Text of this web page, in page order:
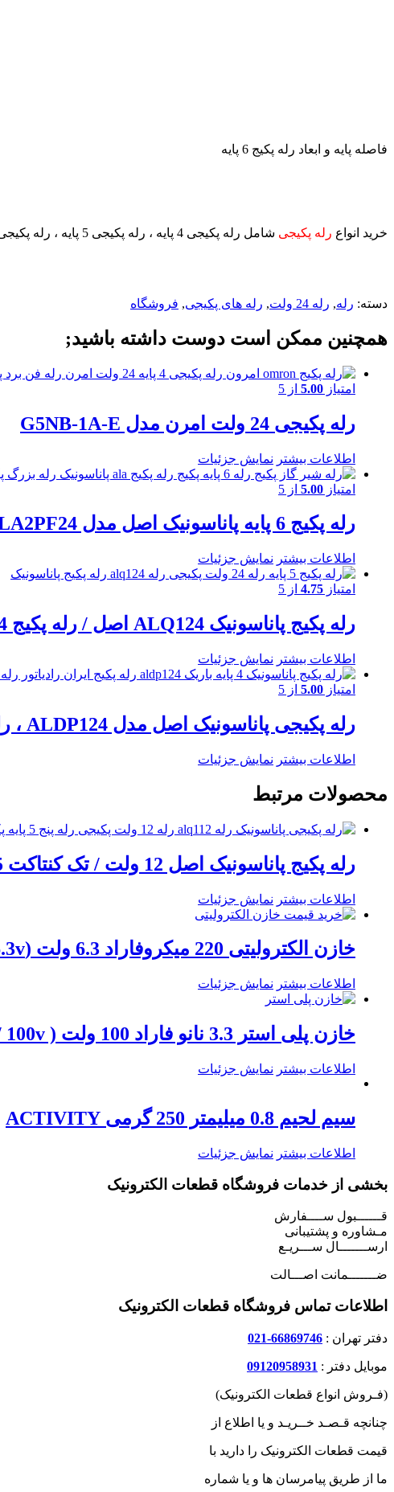
فاصله پایه و ابعاد رله پکیج 6 پایه
خرید انواع رله پکیجی
دسته: رله, رله 24 ولت , رله های پکیجی, فروشگاه
همچنین ممکن است دوست داشته باشید;
امتیاز 5.00 از 5
رله پکیجی 24 ولت امرن مدل G5NB-1A-E
اطلاعات بیشتر نمایش جزئیات
امتیاز 5.00 از 5
رله پکیج 6 پایه پاناسونیک اصل مدل ALA2PF24 / رله 24 ولت/ 2باز / 5 آمپری
اطلاعات بیشتر نمایش جزئیات
امتیاز 4.75 از 5
رله پکیج پاناسونیک ALQ124 اصل / رله پکیج 24 ولت / تک کنتاکت / 5 پایه / 10 آمپری
اطلاعات بیشتر نمایش جزئیات
امتیاز 5.00 از 5
رله پکیجی پاناسونیک اصل مدل ALDP124 ، رله پکیج 24 ولت ، یک باز ، 5 آمپری ، رله 4 پین ، پایه L شکل
اطلاعات بیشتر نمایش جزئیات
محصولات مرتبط
رله پکیج پاناسونیک اصل 12 ولت / تک کنتاکت 5 پایه / 10 آمپری مدل ALQ112 / قابل تبدیل به رله 12 ولت 4 پایه بزرگ
اطلاعات بیشتر نمایش جزئیات
خازن الکترولیتی 220 میکروفاراد 6.3 ولت (220uf – 6.3v)
اطلاعات بیشتر نمایش جزئیات
خازن پلی استر 3.3 نانو فاراد 100 ولت ( 3.3n / 100v )
اطلاعات بیشتر نمایش جزئیات
سیم لحیم 0.8 میلیمتر 250 گرمی ACTIVITY
اطلاعات بیشتر نمایش جزئیات
بخشی از خدمات فروشگاه قطعات الکترونیک
قــــــبول ســــفارش
مـشاوره و پشتیبانی
ارســـــــال ســـریـع
ضـــــــمانت اصـــالت
اطلاعات تماس فروشگاه قطعات الکترونیک
دفتر تهران : 66869746-021
موبایل دفتر : 09120958931
(فـروش انواع قطعات الکترونیک)
چنانچه قـصـد خــریـد و یا اطلاع از
قیمت قطعات الکترونیک را دارید با
ما از طریق پیامرسان ها و یا شماره